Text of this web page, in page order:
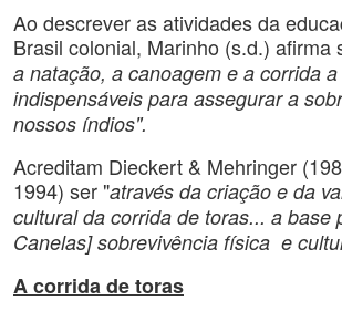
Ao descrever as atividades da
Brasil colonial, Marinho (s.d.) afirma
a natação, a canoagem e a corrida
indispensáveis para assegurar a
nossos índios".
Acreditam Dieckert & Mehringer
1994) ser "através da criação e da
cultural da corrida de toras... a base
Canelas] sobrevivência física e
A corrida de toras